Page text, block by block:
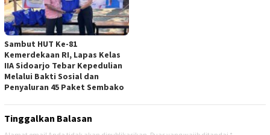
Sambut HUT Ke-81
Kemerdekaan RI, Lapas Kelas
IIA Sidoarjo Tebar Kepedulian
Melalui Bakti Sosial dan
Penyaluran 45 Paket Sembako
Tinggalkan Balasan